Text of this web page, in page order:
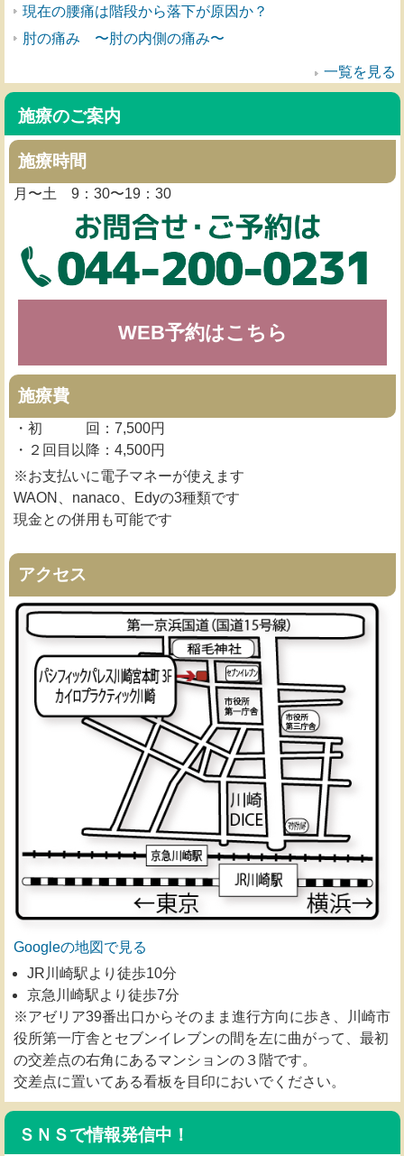
現在の腰痛は階段から落下が原因か？
肘の痛み 〜肘の内側の痛み〜
一覧を見る
施療のご案内
施療時間
月〜土 9：30〜19：30
WEB予約はこちら
施療費
・初 回：7,500円
・２回目以降：4,500円
※お支払いに電子マネーが使えます
WAON、nanaco、Edyの3種類です
現金との併用も可能です
アクセス
Googleの地図で見る
JR川崎駅より徒歩10分
京急川崎駅より徒歩7分
※アゼリア39番出口からそのまま進行方向に歩き、川崎市
役所第一庁舎とセブンイレブンの間を左に曲がって、最初
の交差点の右角にあるマンションの３階です。
交差点に置いてある看板を目印においでください。
ＳＮＳで情報発信中！